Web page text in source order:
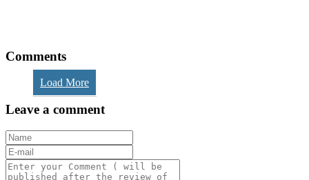
Comments
Load More
Leave a comment